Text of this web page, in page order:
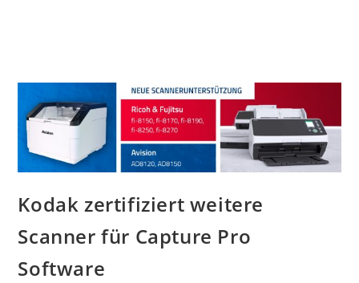
Kodak zertifiziert weitere
Scanner für Capture Pro
Software